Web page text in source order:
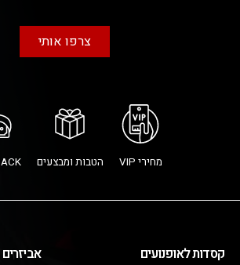
צרפו אותי
מחירי VIP הטבות ומבצעים
קסדות לאופנועים